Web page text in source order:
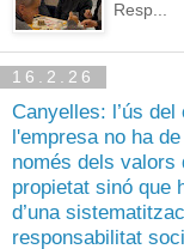
Resp...
16.2.26
Canyelles: l’ús del
l'empresa no ha
només dels valors
propietat sinó que
d’una
responsabilitat